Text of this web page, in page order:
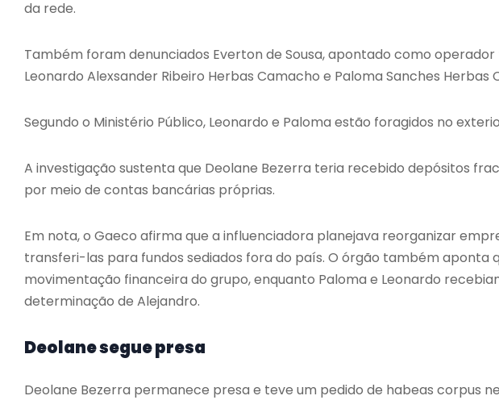
da rede.
Também foram denunciados Everton de Sousa, apontado como operador
Leonardo Alexsander Ribeiro Herbas Camacho e Paloma Sanches Herbas
Segundo o Ministério Público, Leonardo e Paloma estão foragidos no
A investigação sustenta que Deolane Bezerra teria recebido depósitos
por meio de contas bancárias próprias.
Em nota, o Gaeco afirma que a influenciadora planejava reorganizar
transferi-las para fundos sediados fora do país. O órgão também aponta
movimentação financeira do grupo, enquanto Paloma e Leonardo
determinação de Alejandro.
Deolane segue presa
Deolane Bezerra permanece presa e teve um pedido de habeas corpus